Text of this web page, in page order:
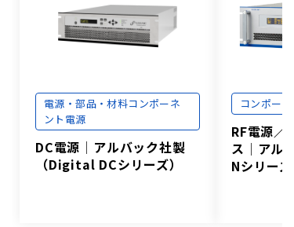
電源・部品・材料コンポーネ
ント電源
DC電源│アルバック社製
（Digital DCシリーズ）
コンポーネ
RF電源／
ス│アル
Nシリーズ